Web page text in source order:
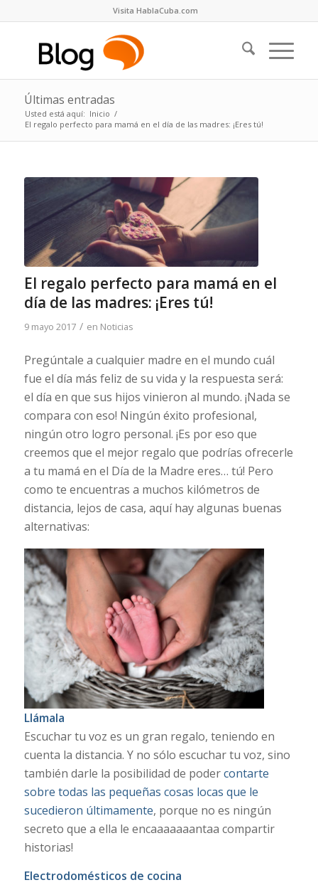
Visita HablaCuba.com
Últimas entradas
Usted está aquí: Inicio /
El regalo perfecto para mamá en el día de las madres: ¡Eres tú!
El regalo perfecto para mamá en el
día de las madres: ¡Eres tú!
9 mayo 2017 / en Noticias
Pregúntale a cualquier madre en el mundo cuál
fue el día más feliz de su vida y la respuesta será:
el día en que sus hijos vinieron al mundo. ¡Nada se
compara con eso! Ningún éxito profesional,
ningún otro logro personal. ¡Es por eso que
creemos que el mejor regalo que podrías ofrecerle
a tu mamá en el Día de la Madre eres… tú! Pero
como te encuentras a muchos kilómetros de
distancia, lejos de casa, aquí hay algunas buenas
alternativas:
Llámala
Escuchar tu voz es un gran regalo, teniendo en
cuenta la distancia. Y no sólo escuchar tu voz, sino
también darle la posibilidad de podercontarte
sobre todas las pequeñas cosas locas que le
sucedieron últimamente, porque no es ningún
secreto que a ella le encaaaaaaantaa compartir
historias!
Electrodomésticos de cocina